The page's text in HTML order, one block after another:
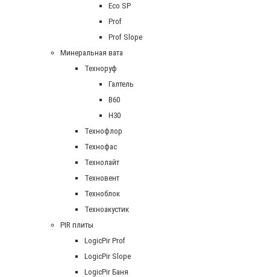
Eco SP
Prof
Prof Slope
Минеральная вата
Техноруф
Галтель
В60
Н30
Технофлор
Технофас
Технолайт
Техновент
Техноблок
Техноакустик
PIR плиты
LogicPir Prof
LogicPir Slope
LogicPir Баня